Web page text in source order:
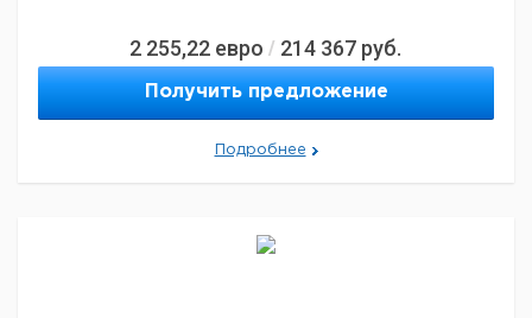
2 255,22 евро / 214 367 руб.
Получить предложение
Подробнее